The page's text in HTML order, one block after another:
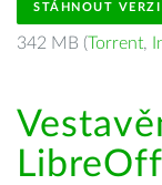
STÁHNOUT
342 MB (Torrent,